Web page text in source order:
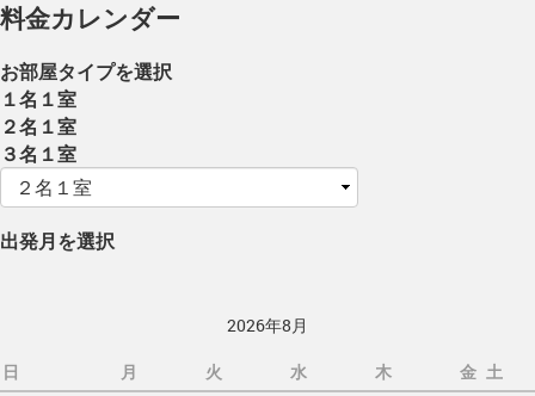
料金カレンダー
お部屋タイプを選択
１名１室
２名１室
３名１室
出発月を選択
2026年8月
日 月 火 水 木 金 土